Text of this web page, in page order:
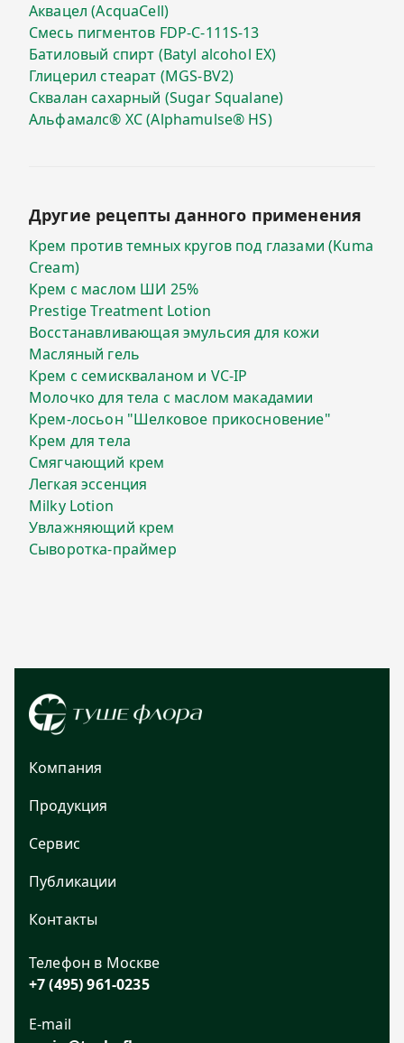
Аквацел (AcquaCell)
Смесь пигментов FDP-C-111S-13
Батиловый спирт (Batyl alcohol EX)
Глицерил стеарат (MGS-BV2)
Сквалан сахарный (Sugar Squalane)
Альфамалс® ХС (Alphamulse® HS)
Другие рецепты данного применения
Крем против темных кругов под глазами (Kuma
Cream)
Крем с маслом ШИ 25%
Prestige Treatment Lotion
Восстанавливающая эмульсия для кожи
Масляный гель
Крем с семискваланом и VC-IP
Молочко для тела с маслом макадамии
Крем-лосьон "Шелковое прикосновение"
Крем для тела
Смягчающий крем
Легкая эссенция
Milky Lotion
Увлажняющий крем
Сыворотка-праймер
Компания
Продукция
Сервис
Публикации
Контакты
Телефон в Москве
+7 (495) 961-0235
E-mail